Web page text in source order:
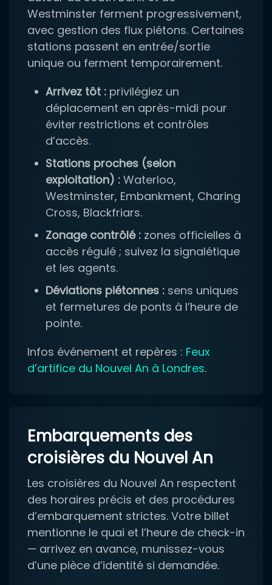
Westminster ferment progressivement,
avec gestion des flux piétons. Certaines
stations passent en entrée/sortie
unique ou ferment temporairement.
Arrivez tôt : privilégiez un
déplacement en après-midi pour
éviter restrictions et contrôles
d’accès.
Stations proches (selon
exploitation) : Waterloo,
Westminster, Embankment, Charing
Cross, Blackfriars.
Zonage contrôlé : zones officielles à
accès régulé ; suivez la signalétique
et les agents.
Déviations piétonnes : sens uniques
et fermetures de ponts à l’heure de
pointe.
Infos événement et repères : Feux
d’artifice du Nouvel An à Londres.
Embarquements des
croisières du Nouvel An
Les croisières du Nouvel An respectent
des horaires précis et des procédures
d’embarquement strictes. Votre billet
mentionne le quai et l’heure de check-in
— arrivez en avance, munissez-vous
d’une pièce d’identité si demandée.